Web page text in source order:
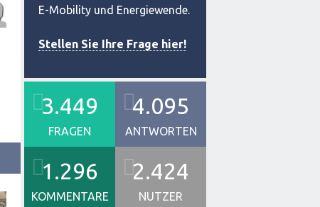
E-Mobility und Energiewende.
Stellen Sie Ihre Frage hier!
3.449
FRAGEN
4.095
ANTWORTEN
1.296
KOMMENTARE
2.424
NUTZER